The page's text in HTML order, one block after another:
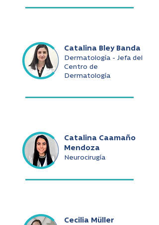
Catalina Bley Banda
Dermatología - Jefa del
Centro de
Dermatología
Catalina Caamaño
Mendoza
Neurocirugía
Cecilia Müller